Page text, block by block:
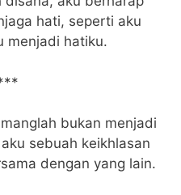
hati, seperti aku
menjadi hatiku.
bukan menjadi
sebuah keikhlasan
dengan yang lain.